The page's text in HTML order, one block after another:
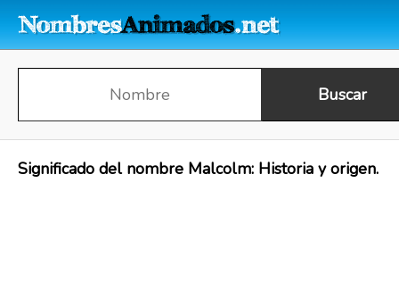
Significado del nombre Malcolm: Historia y origen.